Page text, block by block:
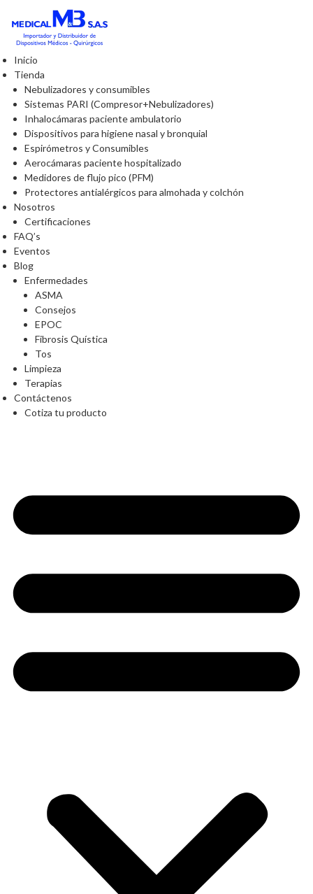
Inicio
Tienda
Nebulizadores y consumibles
Sistemas PARI (Compresor+Nebulizadores)
Inhalocámaras paciente ambulatorio
Dispositivos para higiene nasal y bronquial
Espirómetros y Consumibles
Aerocámaras paciente hospitalizado
Medidores de flujo pico (PFM)
Protectores antialérgicos para almohada y colchón
Nosotros
Certificaciones
FAQ’s
Eventos
Blog
Enfermedades
ASMA
Consejos
EPOC
Fibrosis Quística
Tos
Limpieza
Terapias
Contáctenos
Cotiza tu producto